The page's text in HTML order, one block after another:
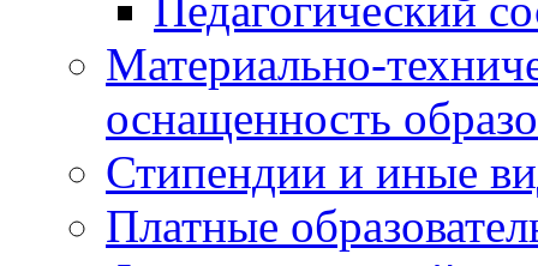
Материально-
оснащенность
Стипендии и иные
Платные